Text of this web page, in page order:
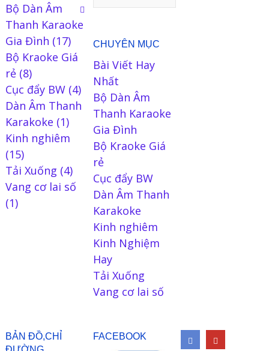
Bộ Dàn Âm
Thanh Karaoke
Gia Đình (17)
Bộ Kraoke Giá
rẻ(8)
Cục đẩy BW(4)
Dàn Âm Thanh
Karakoke (1)
Kinh nghiêm
(15)
Tải Xuống (4)
Vang cơ lai số
(1)
CHUYÊN MỤC
Bài Viết Hay
Nhất
Bộ Dàn Âm
Thanh Karaoke
Gia Đình
Bộ Kraoke Giá
rẻ
Cục đẩy BW
Dàn Âm Thanh
Karakoke
Kinh nghiêm
Kinh Nghiệm
Hay
Tải Xuống
Vang cơ lai số
BẢN ĐỒ,CHỈ
FACEBOOK